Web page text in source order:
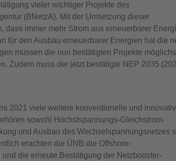
vieler wichtiger Projekte des
(BNetzA). Mit der Umsetzung dieser
dass immer mehr Strom aus erneuerbarer
für den Ausbau erneuerbarer Energien hat die
müssen die nun bestätigten Projekte
Zudem muss der jetzt bestätigte NEP 2035
2021 viele weitere konventionelle und
sowohl Höchstspannungs-Gleichstrom-
und Ausbau des Wechselspannungsnetzes
erachten die ÜNB die Offshore-
die erneute Bestätigung der Netzbooster-